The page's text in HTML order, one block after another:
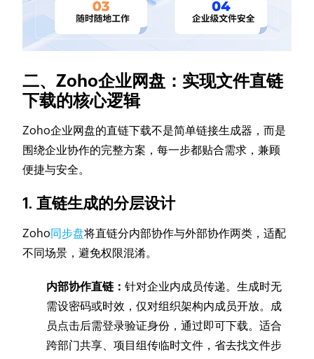
二、Zoho企业网盘：实现文件直链
下载的核心逻辑
Zoho企业网盘的直链下载不是简单链接生成器，而是
围绕企业协作的完整方案，每一步都贴合需求，兼顾
便捷与安全。
1. 直链生成的分层设计
Zoho同步盘将直链分内部协作与外部协作两类，适配
不同场景，避免权限混淆。
内部协作直链：针对企业内成员传递。生成时无
需设密码或时效，仅对组织架构内成员开放。成
员点击后需登录验证身份，通过即可下载。适合
跨部门共享、项目组传临时文件，省去找文件步